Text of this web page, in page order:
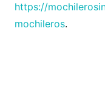
https://
mochileros.